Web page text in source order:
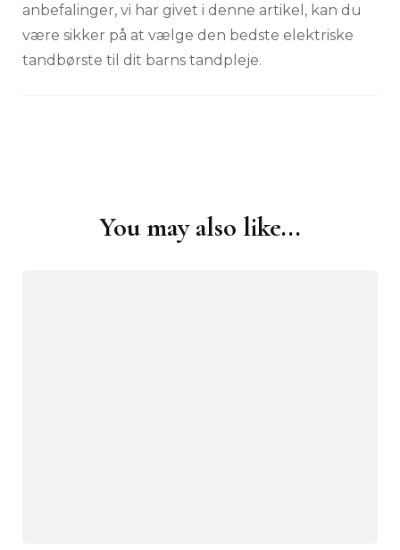
anbefalinger, vi har givet i denne artikel, kan du
være sikker på at vælge den bedste elektriske
tandbørste til dit barns tandpleje.
You may also like...